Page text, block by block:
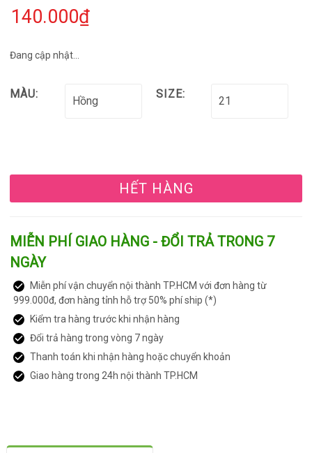
140.000₫
Đang cập nhật...
MÀU: SIZE:
HẾT HÀNG
MIỄN PHÍ GIAO HÀNG - ĐỔI TRẢ TRONG 7
NGÀY
Miễn phí vận chuyển nội thành TP.HCM với đơn hàng từ
999.000đ, đơn hàng tỉnh hỗ trợ 50% phí ship (*)
Kiểm tra hàng trước khi nhận hàng
Đổi trả hàng trong vòng 7 ngày
Thanh toán khi nhận hàng hoặc chuyển khoản
Giao hàng trong 24h nội thành TP.HCM